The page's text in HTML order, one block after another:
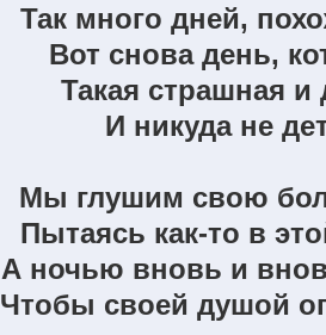
Так много дней,
Вот снова день,
Такая страшная и
И никуда не
Мы глушим свою
Пытаясь как-то в
А ночью вновь и
Чтобы своей душой